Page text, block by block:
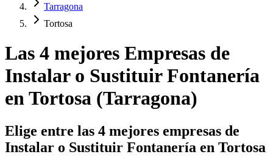
Tarragona
Tortosa
Las 4 mejores Empresas de
Instalar o Sustituir Fontanería
enTortosa (Tarragona)
Elige entre las 4 mejores empresas de
Instalar o Sustituir Fontanería en Tortosa